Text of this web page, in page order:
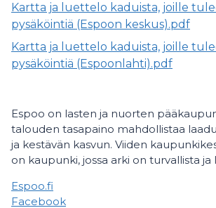
Kartta ja luettelo kaduista, joille
pysäköintiä (Espoon keskus).pdf
Kartta ja luettelo kaduista, joille
pysäköintiä (Espoonlahti).pdf
Espoo on lasten ja nuorten
talouden tasapaino mahdollistaa
ja kestävän kasvun. Viiden
on kaupunki, jossa arki on turvallista
Espoo.fi
Facebook